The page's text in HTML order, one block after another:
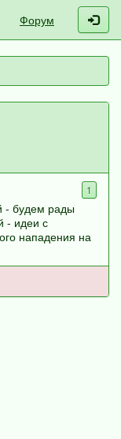
Форум
1
- будем рады
- идеи с
нападения на